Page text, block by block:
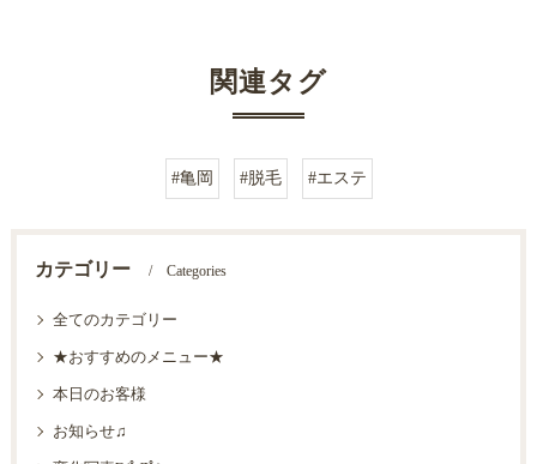
関連タグ
#亀岡 #脱毛 #エステ
カテゴリー Categories
全てのカテゴリー
★おすすめのメニュー★
本日のお客様
お知らせ♫